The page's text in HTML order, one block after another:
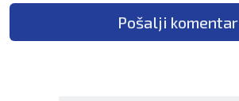
Pošalji komentar